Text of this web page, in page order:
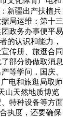
新疆出产扶植兵
局运维：第十三
政务办事便平易
的认识和能力，
传册、旅逛合同
部分协做取消息
等学问，国庆、
电和旅逛局取师
山天然地质博览
特种设备等方面
执度，还要确保